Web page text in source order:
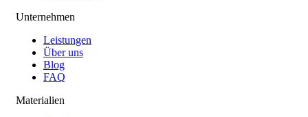
Unternehmen
Leistungen
Über uns
Blog
FAQ
Materialien